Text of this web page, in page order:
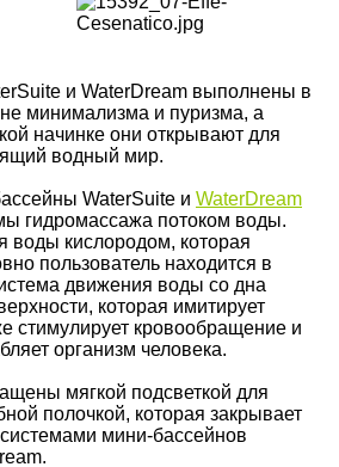
и WaterDream выполнены в
минимализма и пуризма, а
начинке они открывают для
водный мир.
WaterSuite и WaterDream
гидромассажа потоком воды.
кислородом, которая
пользователь находится в
движения воды со дна
которая имитирует
стимулирует кровообращение и
организм человека.
мягкой подсветкой для
полочкой, которая закрывает
мини-бассейнов